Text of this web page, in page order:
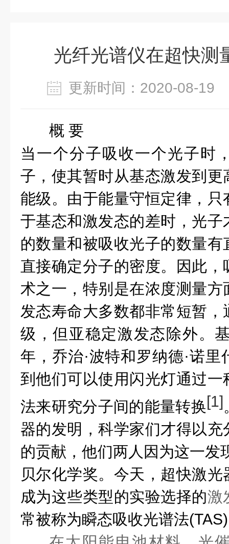
光纤光谱仪在超快测
更新时间：2020-08-
概 要
当一个分子吸收一个光子时
子，使其暂时从基态激发到更
能级。由于能量守恒定律 ，
于基态和激发态的差时，光子
的数量和被吸收光子的数量有
直接确定分子的密度。因此，
术之一，特别是在浓度测量方
发态寿命大多数都非常短暂 ，
级，但亚稳定激发态除外。
年， 乔治·波特和罗纳德·诺里
到他们可以使用闪光灯通过一
法来研究分子间的能量转换[1]
器的发明，科学家们才得以
的贡献 ，他们两人因为这一发
贝尔化学奖。 今天，超快激光
成为这些类型的实验选择的激
常被称为瞬态吸收光谱法(TAS)